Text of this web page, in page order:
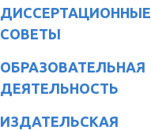
ДИССЕРТАЦИОННЫЕ
СОВЕТЫ
ОБРАЗОВАТЕЛЬНАЯ
ДЕЯТЕЛЬНОСТЬ
ИЗДАТЕЛЬСКАЯ